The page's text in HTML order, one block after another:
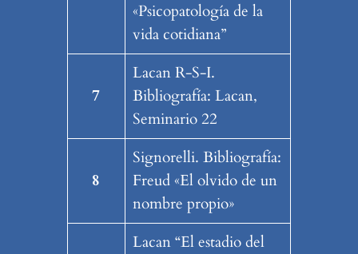
«Psicopatología de la
vida cotidiana”
7
Lacan R-S-I.
Bibliografía: Lacan,
Seminario 22
8
Signorelli. Bibliografía:
Freud «El olvido de un
nombre propio»
Lacan “El estadio del